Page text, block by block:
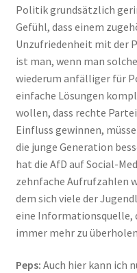
Politik grundsätzlich
Gefühl, dass einem
Unzufriedenheit mit der
ist man, wenn man
wiederum anfälliger für
einfache Lösungen
wollen, dass rechte
Einfluss gewinnen,
die junge Generation
hat die AfD auf Social-
zehnfache Aufrufzahlen
dem sich viele der
eine Informationsquelle,
immer mehr zu
Peps: Auch hier kann ich